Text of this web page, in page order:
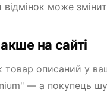
відмінок може
на сайті
товар описаний у
— а покупець